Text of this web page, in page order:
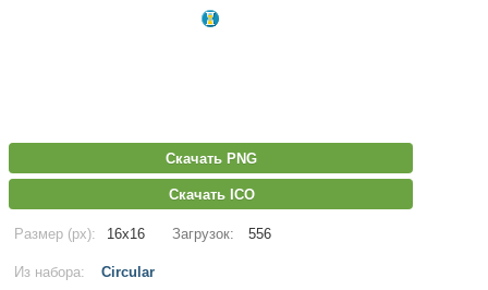
Скачать PNG
Скачать ICO
Размер (px): 16x16 Загрузок: 556
Из набора: Circular